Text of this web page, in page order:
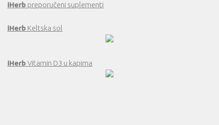
iHerb preporučeni suplementi
iHerb Keltska sol
iHerbVitamin D3 u kapima